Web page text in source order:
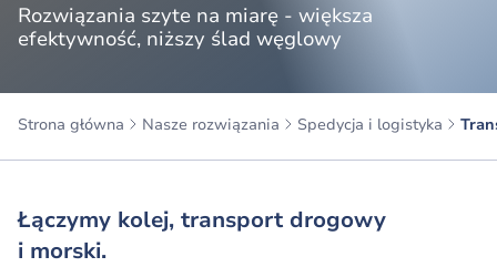
Rozwiązania szyte na miarę - większa
efektywność, niższy ślad węglowy
Strona główna Nasze rozwiązania Spedycja i logistyka
Łączymy kolej, transport drogowy
i morski.